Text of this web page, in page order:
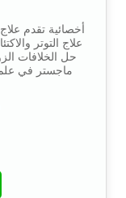
أخصائية تقدم
علاج التوتر
حل الخلافات